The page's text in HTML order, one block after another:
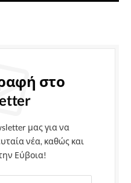
στο
μας για να
νέα, καθώς και
Εύβοια!